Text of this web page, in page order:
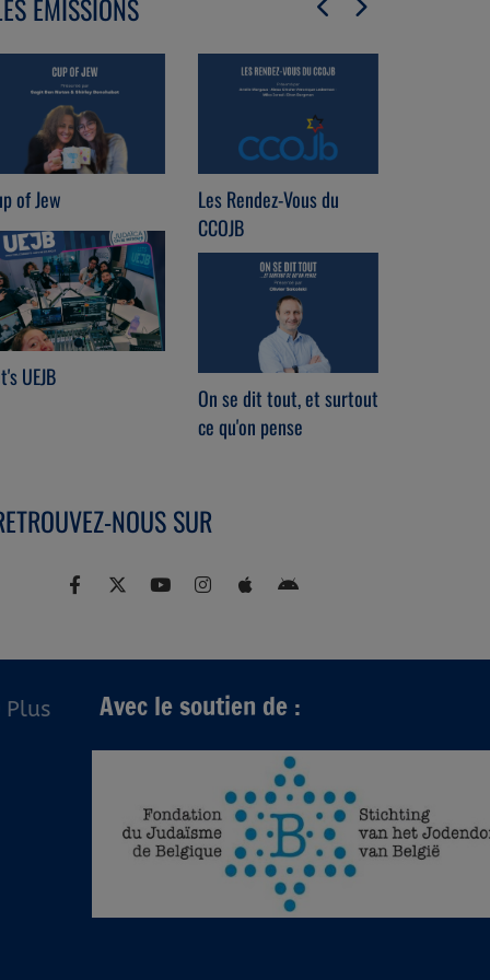
ÉMISSIONS
of Jew
UEJB
Les Rendez-Vous du
CCOJB
On se dit tout, et surtout
ce qu'on pense
NOUS SUR
Plus Avec le soutien de :